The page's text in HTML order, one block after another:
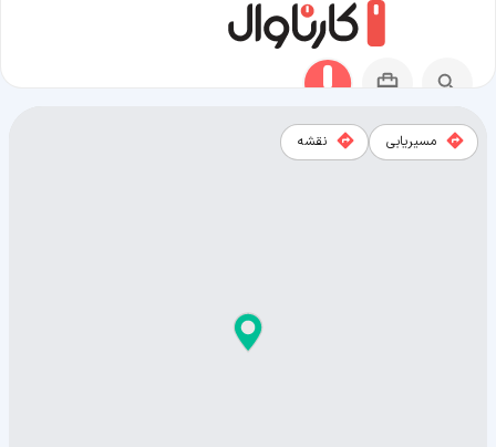
مسیریابی نقشه